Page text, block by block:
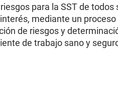
para la SST de todos
mediante un
de riesgos y
de trabajo sano y